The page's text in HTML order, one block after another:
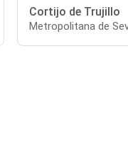
Cortijo de Trujillo
Metropolitana de